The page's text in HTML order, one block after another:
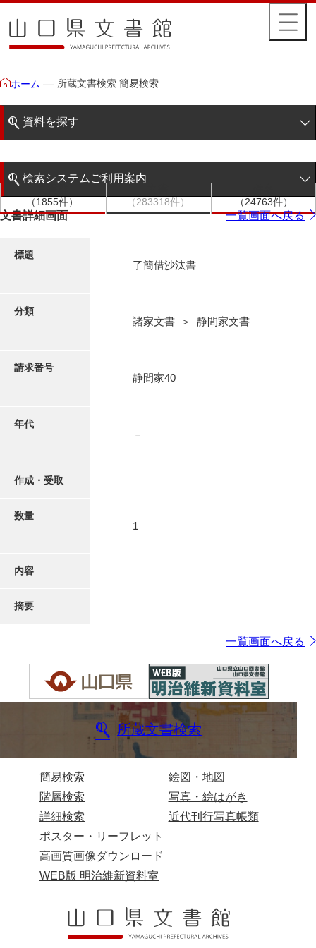
ホーム 所蔵文書検索 簡易検索
資料を探す
階層検索
写真・絵はがき
近代刊行写真帳類
検索システムご利用案内
検索システムの利用について
（1855件）
（283318件）
（24763件）
文書詳細画面 一覧画面へ戻る
標題
了簡借沙汰書
分類
諸家文書 ＞ 静間家文書
請求番号
静間家40
年代
－
作成・受取
数量
1
内容
摘要
一覧画面へ戻る
所蔵文書検索
簡易検索
階層検索
詳細検索
絵図・地図
写真・絵はがき
近代刊行写真帳類
ポスター・リーフレット
高画質画像ダウンロード
WEB版 明治維新資料室